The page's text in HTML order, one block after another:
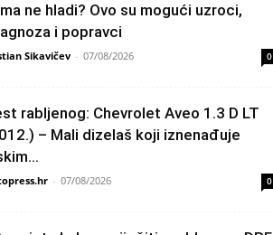
ne hladi? Ovo su mogući uzroci,
i popravci
Sikavičev - 07/08/2026 0
rabljenog: Chevrolet Aveo 1.3 D LT
– Mali dizelaš koji iznenađuje
- 07/08/2026 0